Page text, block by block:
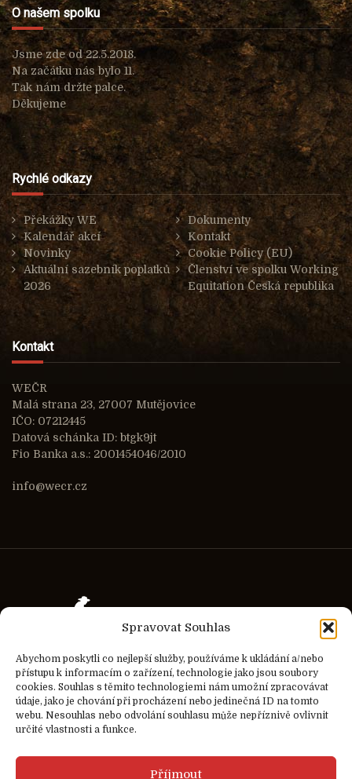
Spravovat Souhlas
Abychom poskytli co nejlepší služby, používáme k ukládání a/nebo
přístupu k informacím o zařízení, technologie jako jsou soubory
cookies. Souhlas s těmito technologiemi nám umožní zpracovávat
údaje, jako je chování při procházení nebo jedinečná ID na tomto
webu. Nesouhlas nebo odvolání souhlasu může nepříznivě ovlivnit
určité vlastnosti a funkce.
Příjmout
O našem spolku
Jsme zde od 22.5.2018.
Na začátku nás bylo 11.
Tak nám držte palce.
Děkujeme
Rychlé odkazy
Překážky WE
Dokumenty
Kalendář akcí
Kontakt
Novinky
Cookie Policy (EU)
Aktuální sazebník poplatků
2026
Členství ve spolku Working
Equitation Česká republika
Kontakt
WEČR
Malá strana 23, 27007 Mutějovice
IČO: 07212445
Datová schánka ID: btgk9jt
Fio Banka a.s.: 2001454046/2010
info@wecr.cz